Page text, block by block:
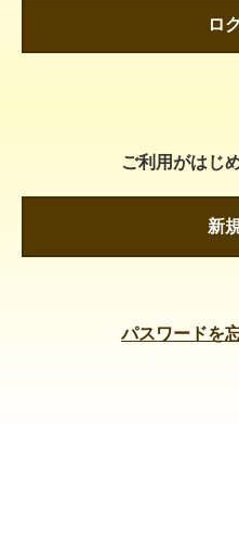
ロ
ご利用がはじ
新
パスワードを